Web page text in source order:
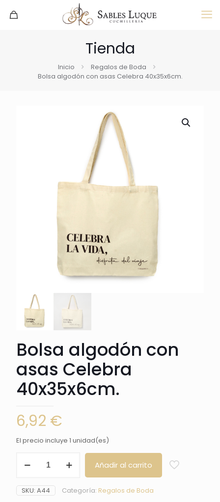
Tienda
Inicio
Regalos de Boda
Bolsa algodón con asas Celebra 40x35x6cm.
Bolsa algodón con
asas Celebra
40x35x6cm.
6,92 €
El precio incluye 1 unidad(es)
algodón
asas
Celebra
Añadir al carrito
SKU: A44 Categoría: Regalos de Boda